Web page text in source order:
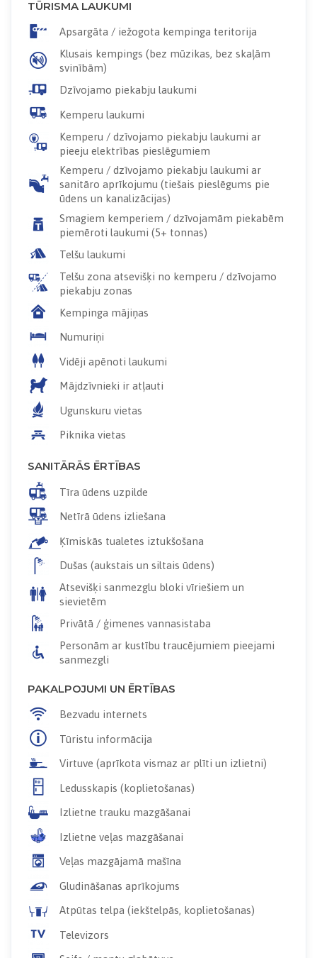
TŪRISMA LAUKUMI
Apsargāta / iežogota kempinga teritorija
Klusais kempings (bez mūzikas, bez skaļām
svinībām)
Dzīvojamo piekabju laukumi
Kemperu laukumi
Kemperu / dzīvojamo piekabju laukumi ar
pieeju elektrības pieslēgumiem
Kemperu / dzīvojamo piekabju laukumi ar
sanitāro aprīkojumu (tiešais pieslēgums pie
ūdens un kanalizācijas)
Smagiem kemperiem / dzīvojamām piekabēm
piemēroti laukumi (5+ tonnas)
Telšu laukumi
Telšu zona atsevišķi no kemperu / dzīvojamo
piekabju zonas
Kempinga mājiņas
Numuriņi
Vidēji apēnoti laukumi
Mājdzīvnieki ir atļauti
Ugunskuru vietas
Piknika vietas
SANITĀRĀS ĒRTĪBAS
Tīra ūdens uzpilde
Netīrā ūdens izliešana
Ķīmiskās tualetes iztukšošana
Dušas (aukstais un siltais ūdens)
Atsevišķi sanmezglu bloki vīriešiem un
sievietēm
Privātā / ģimenes vannasistaba
Personām ar kustību traucējumiem pieejami
sanmezgli
PAKALPOJUMI UN ĒRTĪBAS
Bezvadu internets
Tūristu informācija
Virtuve (aprīkota vismaz ar plīti un izlietni)
Ledusskapis (koplietošanas)
Izlietne trauku mazgāšanai
Izlietne veļas mazgāšanai
Veļas mazgājamā mašīna
Gludināšanas aprīkojums
Atpūtas telpa (iekštelpās, koplietošanas)
Televizors